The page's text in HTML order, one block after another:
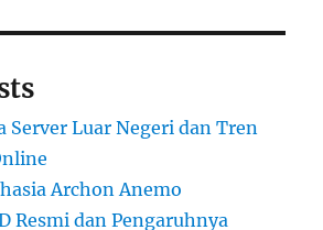
Server Luar Negeri dan Tren
Archon Anemo
Resmi dan Pengaruhnya